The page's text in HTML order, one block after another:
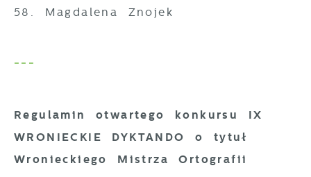
58. Magdalena Znojek
---
Regulamin otwartego konkursu IX
WRONIECKIE DYKTANDO o tytuł
Wronieckiego Mistrza Ortografii